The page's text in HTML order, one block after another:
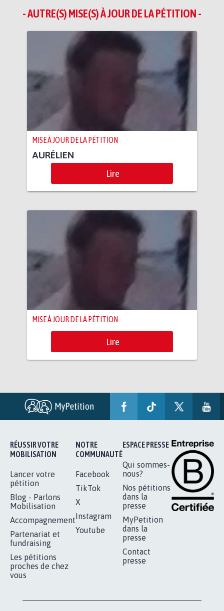
- AUTRE(S) MISE(S) À JOUR DE LA PÉTITION -
MISE À JOUR DE LA PÉTITION
AURÉLIEN
Lire
MISE À JOUR DE LA PÉTITION
Lire
RÉUSSIR VOTRE
MOBILISATION
Lancer votre
pétition
Blog - Parlons
Mobilisation
Accompagnement
Partenariat et
fundraising
Les pétitions
proches de chez
vous
NOTRE
COMMUNAUTÉ
Facebook
TikTok
X
Instagram
Youtube
ESPACE PRESSE
Qui sommes-
nous?
Nos pétitions
dans la
presse
MyPetition
dans la
presse
Contact
presse